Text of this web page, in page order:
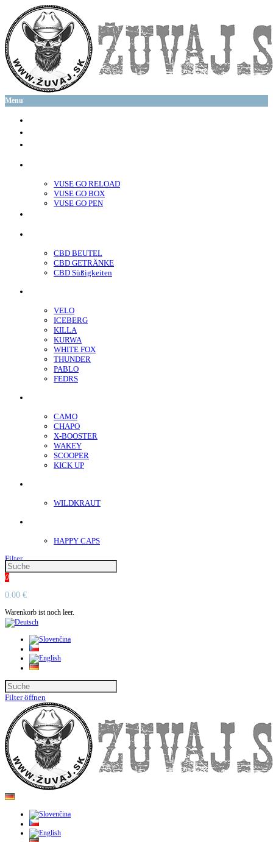
Menu
VUSE GO RELOAD
VUSE GO BOX
VUSE GO PEN
CBD BEUTEL
CBD GETRÄNKE
CBD Süßigkeiten
VELO
ICEBERG
KILLA
KURWA
WHITE FOX
THUNDER
PABLO
FEDRS
CAMO
CHAPO
X-BOOSTER
WAKEY
SCOOPER
KICK UP
WILDKRAUT
HAPPY CAPS
Filter
0
0.00 €
Warenkorb ist noch leer.
Filter öffnen